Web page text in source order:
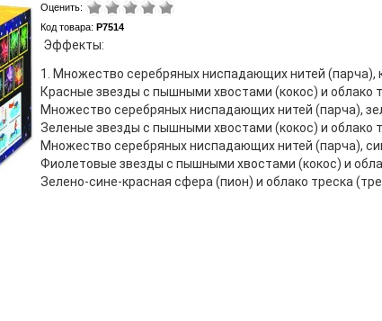
Оценить:
Код товара: Р7514
Эффекты:
1. Множество серебряных ниспадающих нитей (парча),
Красные звезды с пышными хвостами (кокос) и облако
Множество серебряных ниспадающих нитей (парча),
Зеленые звезды с пышными хвостами (кокос) и облако
Множество серебряных ниспадающих нитей (парча),
Фиолетовые звезды с пышными хвостами (кокос) и
Зелено-сине-красная сфера (пион) и облако треска